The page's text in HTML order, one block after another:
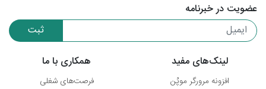
عضویت در خبرنامه
ثبت
لینک‌های مفید
افزونه مرورگر موپُن
همکاری با ما
فرصت‌های شغلی